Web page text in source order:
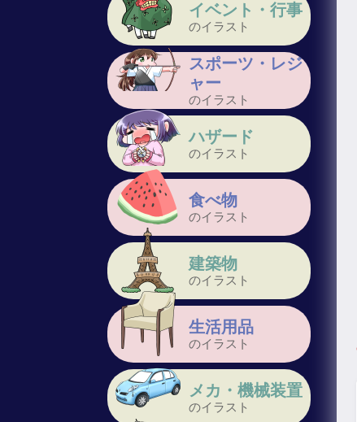
イベント・行事
のイラスト
スポーツ・レジ
ャー
のイラスト
ハザード
のイラスト
食べ物
のイラスト
建築物
のイラスト
生活用品
のイラスト
メカ・機械装置
のイラスト